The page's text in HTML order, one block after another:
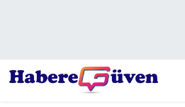
Yazarlar
Hava Durumu